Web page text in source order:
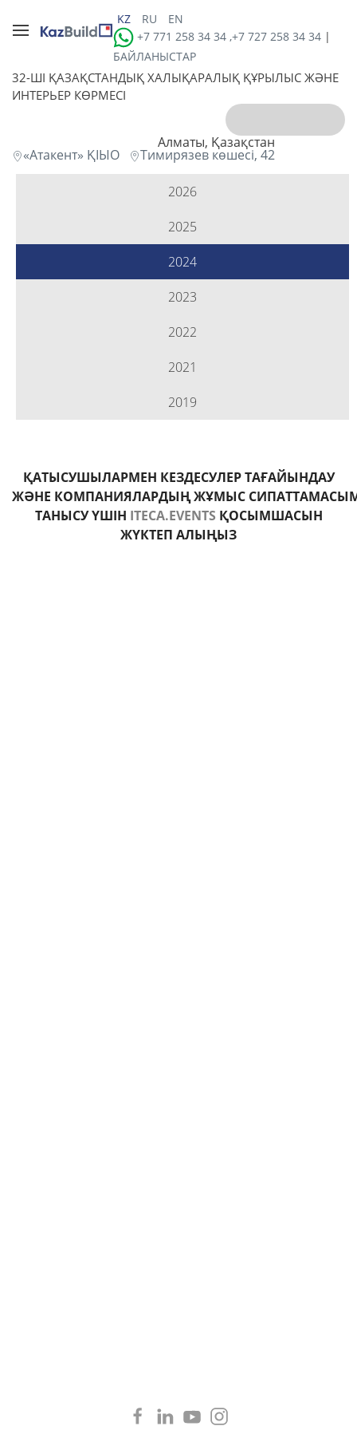
KZ RU
EN
+7 771 258 34 34 ,+7 727 258 34 34|
БАЙЛАНЫСТАР
32-ШI ҚАЗАҚСТАНДЫҚ ХАЛЫҚАРАЛЫҚ ҚҰРЫЛЫС ЖӘНЕ
ИНТЕРЬЕР КӨРМЕСІ
Алматы, Қазақстан
«Атакент» ҚІЫО Тимирязев көшесі, 42
2026
2025
2024
2023
2022
2021
2019
ҚАТЫСУШЫЛАРМЕН КЕЗДЕСУЛЕР ТАҒАЙЫНДАУ
ЖӘНЕ КОМПАНИЯЛАРДЫҢ ЖҰМЫС
ТАНЫСУ ҮШІН ITECA.EVENTS ҚОСЫМШАСЫН
ЖҮКТЕП АЛЫҢЫЗ